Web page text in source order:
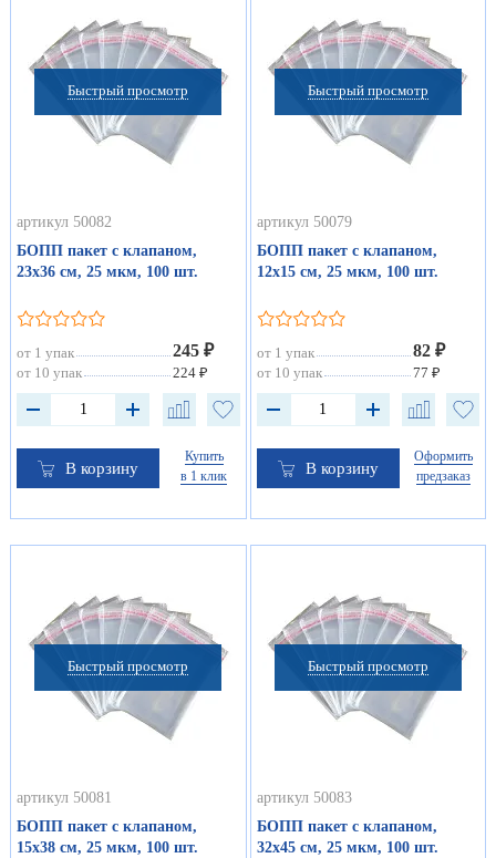
Быстрый просмотр
артикул 50082
БОПП пакет с клапаном,
23х36 см, 25 мкм, 100 шт.
от 1 упак 245 ₽
от 10 упак 224 ₽
В корзину
Купить
в 1 клик
Быстрый просмотр
артикул 50079
БОПП пакет с клапаном,
12х15 см, 25 мкм, 100 шт.
от 1 упак 82 ₽
от 10 упак 77 ₽
В корзину
Оформить
предзаказ
Быстрый просмотр
артикул 50081
БОПП пакет с клапаном,
15х38 см, 25 мкм, 100 шт.
Быстрый просмотр
артикул 50083
БОПП пакет с клапаном,
32х45 см, 25 мкм, 100 шт.